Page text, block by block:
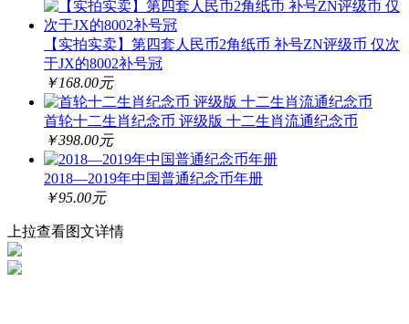
【实拍实卖】第四套人民币2角纸币 补号ZN评级币 仅次
于JX的8002补号冠
￥168.00元
首轮十二生肖纪念币 评级版 十二生肖流通纪念币
￥398.00元
2018—2019年中国普通纪念币年册
￥95.00元
上拉查看图文详情